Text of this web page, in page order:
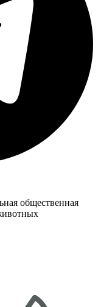
общественная